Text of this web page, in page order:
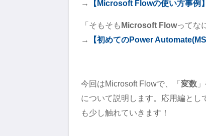
→
【Microsoft Flowの使い方事例
「そもそもMicrosoft Flowってな
→
【初めてのPower
今回はMicrosoft Flowで、「変数
について説明します。応用編とし
も少し触れていきます！